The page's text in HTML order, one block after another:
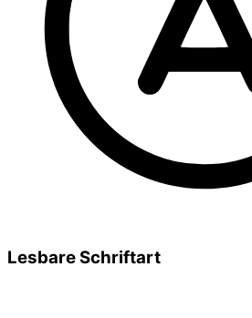
Lesbare Schriftart